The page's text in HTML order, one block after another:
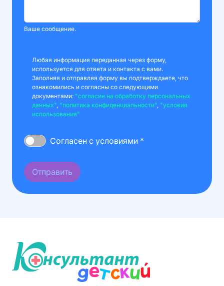
Ваше сообщение.
Любая информация переданная через форму,
используется для ответа и контакта с вами.
Заполняя и отправляя форму вы подтверждаете, что
ознакомились и согласны со следующими
документами: "согласие на обработку персональных
данных" "политика конфиденциальности" "условия
использования"
Согласен с условиями *
Отправить